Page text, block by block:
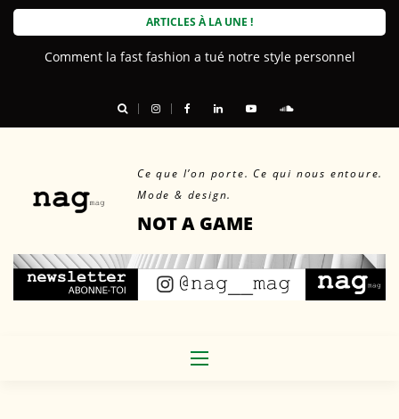
Skip
ARTICLES À LA UNE !
Comment la fast fashion a tué notre style personnel
Ce que l’on porte. Ce qui nous entoure.
Mode & design.
NOT A GAME